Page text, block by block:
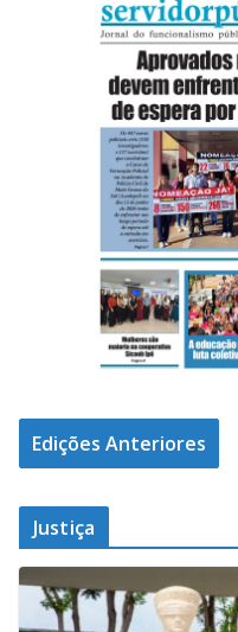
Edições Anteriores
Justiça